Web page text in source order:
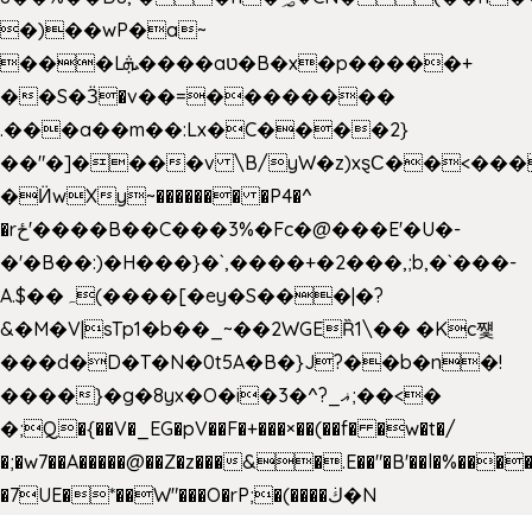
�)��wP�a~
���Lܞ����aט�B�x�p�����+
��S�Ӟ�v��=��������
.���a��m��:Lx�C����2}
��"�]����v \B/
�ӤwXy~������� �P4�^
�rځ'����B��C���3%�Fc�@���E'�U�-
�'�B��:)�H���}�`,����+�2���,;b,�`���-
A.$��ہ(����[�ey�S���|�?
&�M�V|sTp1�b��_~��2WGEȐ1\�� �Kc쩇
���d�D�T�N�0t5A�B�}J?��b�n�!
����}�g�8yx�O�i�3�^?_ޣ;��<�
�;Q�{��V�_EG�pV��F�+���×��(��f� �w�t�/
�;�w7��A�����@��Z�z���
�7UE�*��W"���O�rP;�(����ڬ�N